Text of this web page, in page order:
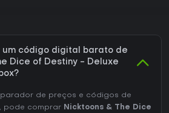
um código digital barato de
Dice of Destiny - Deluxe
de preços e códigos de
pode comprar Nicktoons & The Dice